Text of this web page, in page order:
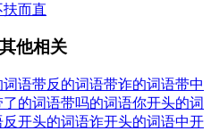
而直
他相关
词语带反的词语带诈的词语带中
了的词语带吗的词语你开头的词
反开头的词语诈开头的词语中开